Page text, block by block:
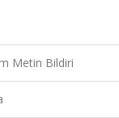
Metin Bildiri